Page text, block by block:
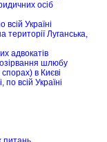
осіб
Україні
території Луганська,
адвокатів
шлюбу
в Києві
по всій Україні